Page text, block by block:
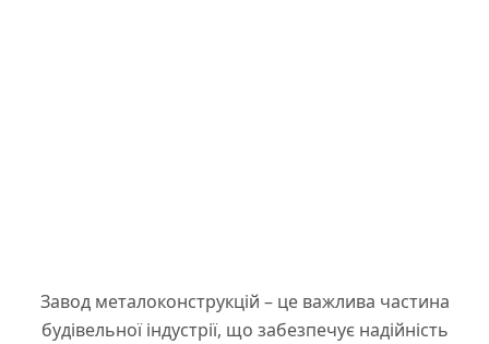
Завод металоконструкцій – це важлива частина
будівельної індустрії, що забезпечує надійність